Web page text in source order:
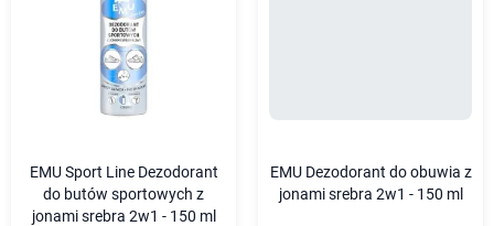
EMU Sport Line Dezodorant
do butów sportowych z
jonami srebra 2w1 - 150 ml
EMU Dezodorant do obuwia z
jonami srebra 2w1 - 150 ml